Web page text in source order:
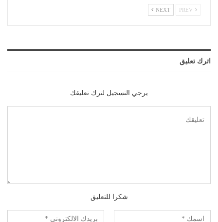
NEXT
اترك تعليق
يرجي التسجيل لترك تعليقك
شكرا للتعليق